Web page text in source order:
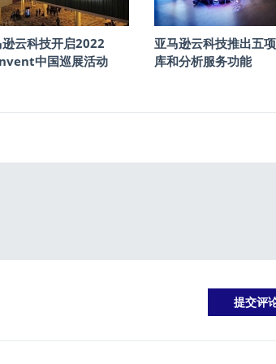
云科技开启2022
中国巡展活动
亚马逊云科技推出五
库和分析服务功能